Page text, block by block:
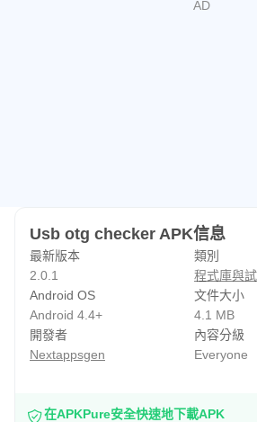
Usb otg checker APK信息
最新版本
2.0.1
類別
程式庫與
Android OS
Android 4.4+
文件大小
4.1 MB
開發者
Nextappsgen
內容分級
Everyone
在APKPure安全快速地下載APK